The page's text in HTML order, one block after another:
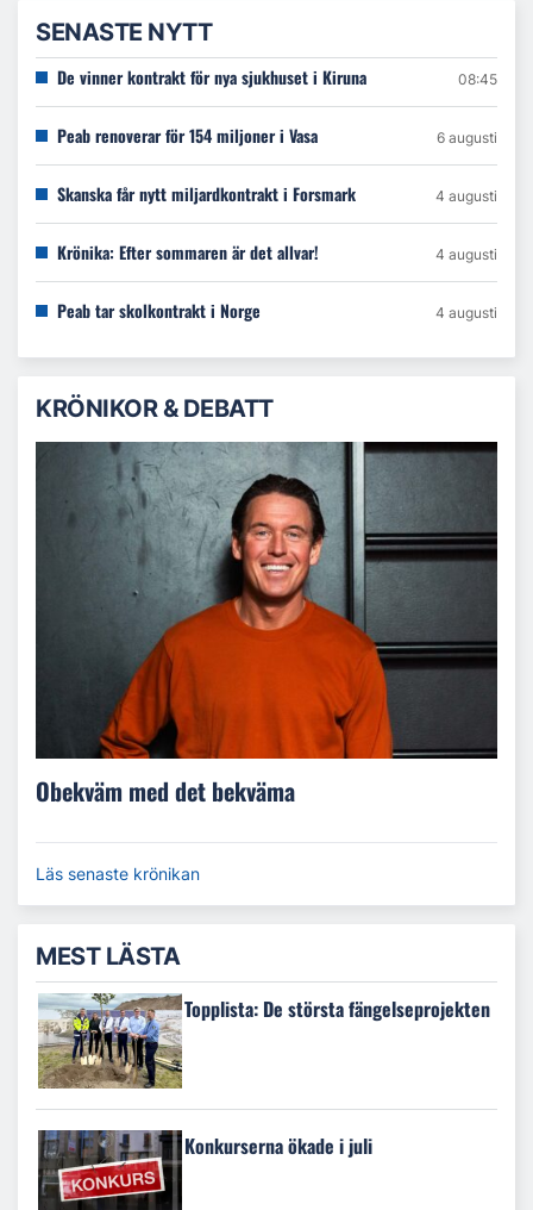
SENASTE NYTT
De vinner kontrakt för nya sjukhuset i Kiruna 08:45
Peab renoverar för 154 miljoner i Vasa 6 augusti
Skanska får nytt miljardkontrakt i Forsmark 4 augusti
Krönika: Efter sommaren är det allvar! 4 augusti
Peab tar skolkontrakt i Norge 4 augusti
KRÖNIKOR & DEBATT
Obekväm med det bekväma
Läs senaste krönikan
MEST LÄSTA
Topplista: De största fängelseprojekten
Konkurserna ökade i juli